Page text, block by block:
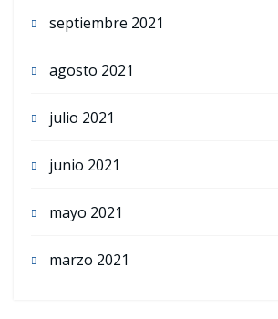
septiembre 2021
agosto 2021
julio 2021
junio 2021
mayo 2021
marzo 2021